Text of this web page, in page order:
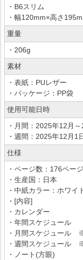
・B6スリム
・幅120mm×高さ
重量
・206g
素材
・表紙：PUレザー
・パッケージ：PP袋
使用可能日時
・月間：2025年12月
・週間：2025年12月
仕様
・ページ数：176ページ
・生産国：日本
・中紙カラー：ホワイ
・[内容]
・カレンダー
・年間スケジュール
・月間スケジュール
・週間スケジュール
・ノート(方眼)